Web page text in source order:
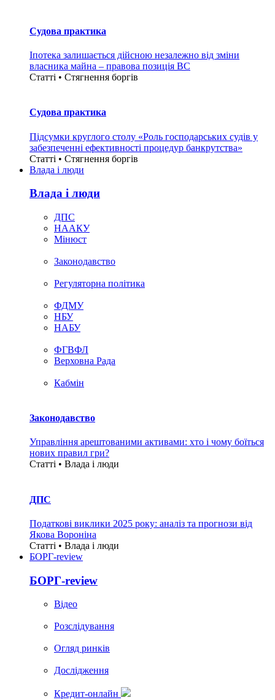
Судова практика
Іпотека залишається дійсною незалежно від зміни
власника майна – правова позиція ВС
Статті • Стягнення боргiв
Судова практика
Підсумки круглого столу «Роль господарських судів у
забезпеченні ефективності процедур банкрутства»
Статті • Стягнення боргiв
Влада i люди
Влада i люди
ДПС
НААКУ
Мінюст
Законодавство
Регуляторна політика
ФДМУ
НБУ
НАБУ
ФГВФЛ
Верховна Рада
Кабмін
Законодавство
Управління арештованими активами: хто і чому боїться
нових правил гри?
Статті • Влада i люди
ДПС
Податкові виклики 2025 року: аналіз та прогнози від
Якова Вороніна
Статті • Влада i люди
БОРГ-review
БОРГ-review
Вiдео
Розслідування
Огляд ринків
Дослідження
Кредит-онлайн